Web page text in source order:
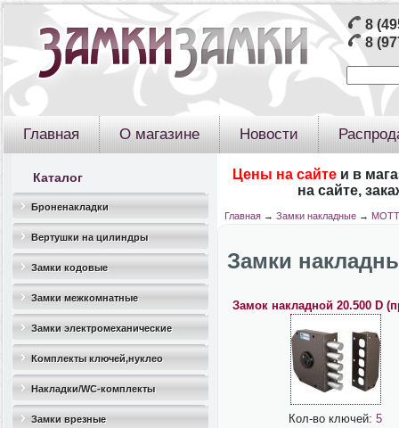
8
8
Главная О магазине Новости
Каталог
Броненакладки
Вертушки на цилиндры
Замки кодовые
Замки межкомнатные
Замки электромеханические
Комплекты ключей,нуклео
Накладки/WC-комплекты
Замки врезные
Цены на сайте и в
на сайте,
Главная→ Замки накладные→
Замки
Замок накладной 20.500 D
Кол-во ключей: 5